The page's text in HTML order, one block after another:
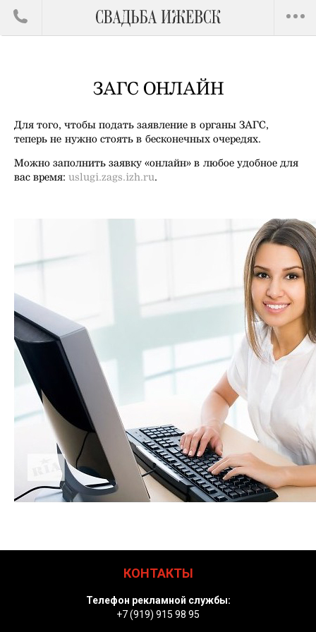
ЗАГС ОНЛАЙН
Для того, чтобы подать заявление в органы ЗАГС,
теперь не нужно стоять в бесконечных очередях.
Можно заполнить заявку «онлайн» в любое удобное для
вас время: uslugi.zags.izh.ru.
КОНТАКТЫ
Телефон рекламной службы:
+7 (919) 915 98 95